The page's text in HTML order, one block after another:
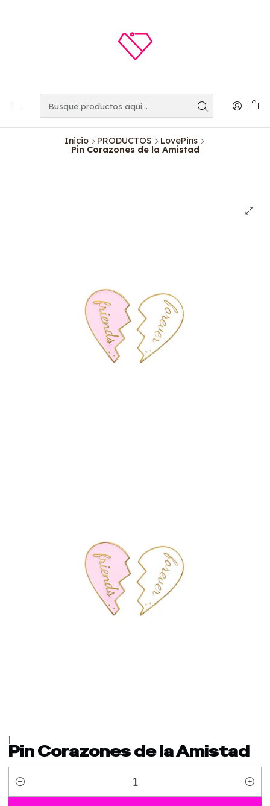
Inicio PRODUCTOS
LovePins
Pin Corazones de la Amistad
Pin Corazones de la Amistad
Cantidad